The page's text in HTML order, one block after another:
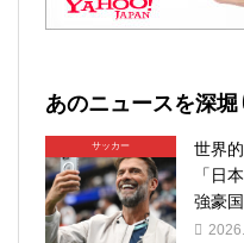
あのニュースを深堀
サッカー
世界
「日
強豪